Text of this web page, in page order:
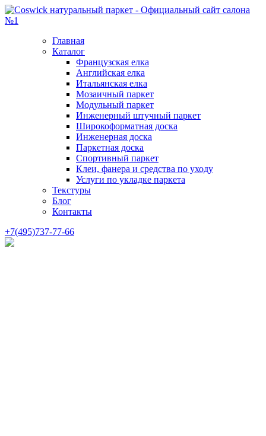
Главная
Каталог
Французская елка
Английская елка
Итальянская елка
Мозаичный паркет
Модульный паркет
Инженерный штучный паркет
Широкоформатная доска
Инженерная доска
Паркетная доска
Спортивный паркет
Клеи, фанера и средства по уходу
Услуги по укладке паркета
Текстуры
Блог
Контакты
+7(495)737-77-66